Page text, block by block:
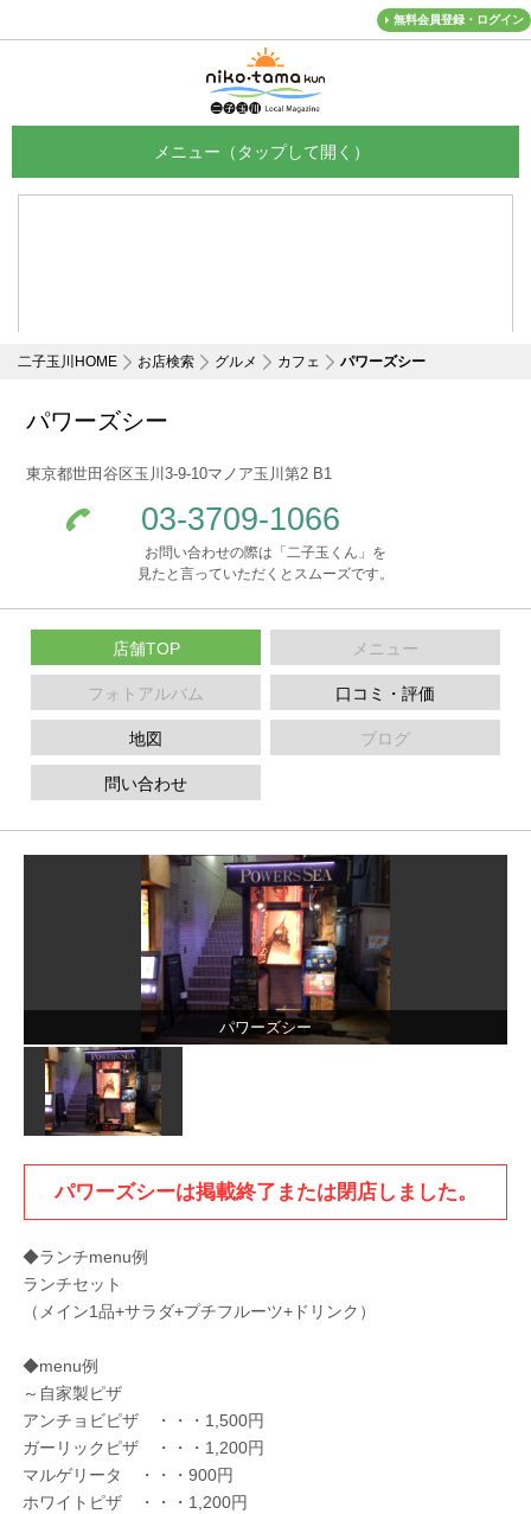
無料会員登録・ログイン
二子玉川HOME お店検索 グルメ カフェ パワーズシー
パワーズシー
東京都世田谷区玉川3-9-10マノア玉川第2 B1
03-3709-1066
お問い合わせの際は「二子玉くん」を
見たと言っていただくとスムーズです。
店舗TOP メニュー
フォトアルバム 口コミ・評価
地図 ブログ
問い合わせ
パワーズシー
パワーズシーは掲載終了または閉店しました。
◆ランチmenu例
ランチセット
（メイン1品+サラダ+プチフルーツ+ドリンク）
◆menu例
～自家製ピザ
アンチョビピザ ・・・1,500円
ガーリックピザ ・・・1,200円
マルゲリータ ・・・900円
ホワイトピザ ・・・1,200円
メニュー